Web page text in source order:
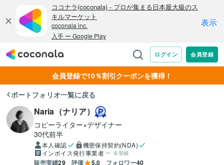
会員登録で10％割引クーポンを獲得！
ポートフォリオ一覧に戻る
Naria（ナリア）
コピーライター×デザイナー
30代前半
本人確認
機密保持契約(NDA)
インボイス発行事業者
未登録
販売実績29 評価 5.0 フォロワー40